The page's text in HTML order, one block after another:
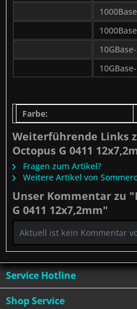
Farbe:
Weiterführende Links
Octopus G 0411
Fragen zum Artikel?
Weitere Artikel von
Unser Kommentar zu
G 0411 12x7,2mm"
Aktuell ist kein Kommentar
Service Hotline
Shop Service